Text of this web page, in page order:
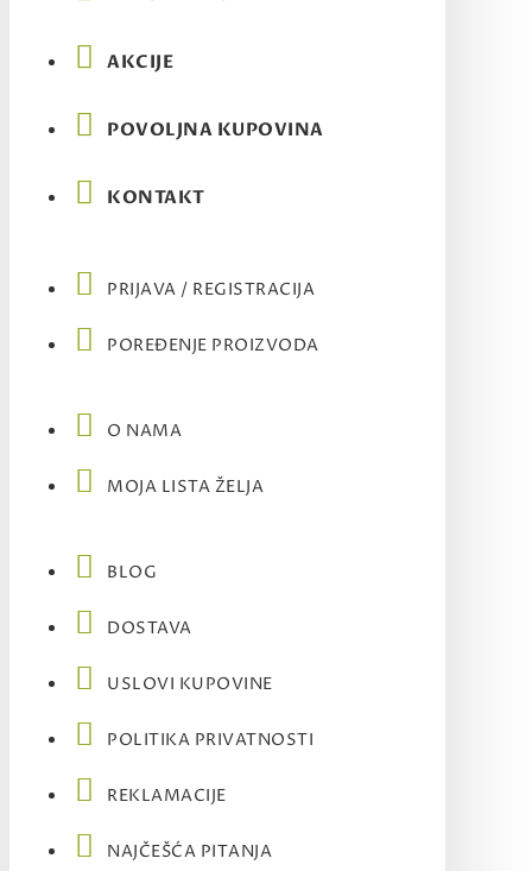
AKCIJE
POVOLJNA KUPOVINA
KONTAKT
PRIJAVA / REGISTRACIJA
POREĐENJE PROIZVODA
O NAMA
MOJA LISTA ŽELJA
BLOG
DOSTAVA
USLOVI KUPOVINE
POLITIKA PRIVATNOSTI
REKLAMACIJE
NAJČEŠĆA PITANJA